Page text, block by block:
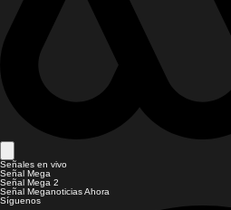
Señales en vivo
Señal Mega
Señal Mega 2
Señal Meganoticias Ahora
Síguenos